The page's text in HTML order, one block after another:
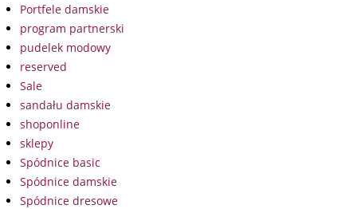
Portfele damskie
program partnerski
pudelek modowy
reserved
Sale
sandału damskie
shoponline
sklepy
Spódnice basic
Spódnice damskie
Spódnice dresowe